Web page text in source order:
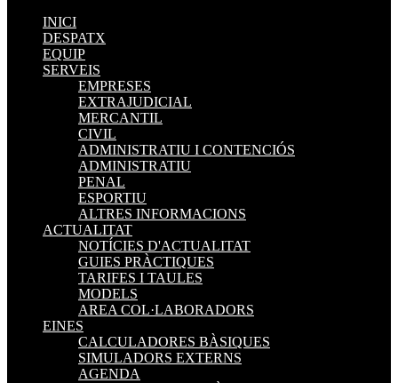
INICI
DESPATX
EQUIP
SERVEIS
EMPRESES
EXTRAJUDICIAL
MERCANTIL
CIVIL
ADMINISTRATIU I CONTENCIÓS
ADMINISTRATIU
PENAL
ESPORTIU
ALTRES INFORMACIONS
ACTUALITAT
NOTÍCIES D'ACTUALITAT
GUIES PRÀCTIQUES
TARIFES I TAULES
MODELS
AREA COL·LABORADORS
EINES
CALCULADORES BÀSIQUES
SIMULADORS EXTERNS
AGENDA